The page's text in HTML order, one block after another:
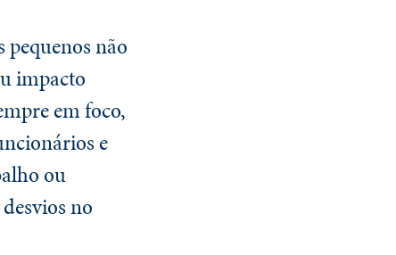
pequenos não
impacto
em foco,
e
ou
no